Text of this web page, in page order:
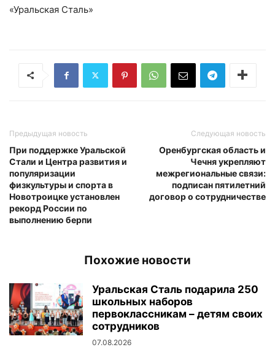
«Уральская Сталь»
Предыдущая новость
При поддержке Уральской
Стали и Центра развития и
популяризации
физкультуры и спорта в
Новотроицке установлен
рекорд России по
выполнению берпи
Следующая новость
Оренбургская область и
Чечня укрепляют
межрегиональные связи:
подписан пятилетний
договор о сотрудничестве
Похожие новости
Уральская Сталь подарила 250
школьных наборов
первоклассникам – детям своих
сотрудников
07.08.2026